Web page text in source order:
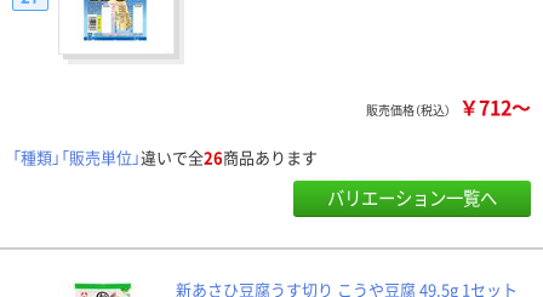
販売価格（税込） ￥712～
「種類」「販売単位」違いで全26商品あります
バリエーション一覧へ
新あさひ豆腐うす切り こうや豆腐 49.5g 1セット